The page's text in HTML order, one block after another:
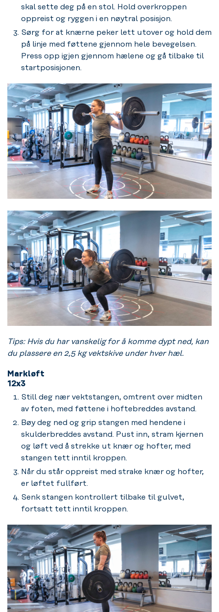
skal sette deg på en stol. Hold overkroppen
oppreist og ryggen i en nøytral posisjon.
Sørg for at knærne peker lett utover og hold dem
på linje med føttene gjennom hele bevegelsen.
Press opp igjen gjennom hælene og gå tilbake til
startposisjonen.
Tips: Hvis du har vanskelig for å komme dypt ned, kan
du plassere en 2,5 kg vektskive under hver hæl.
Markløft
12x3
Still deg nær vektstangen, omtrent over midten
av foten, med føttene i hoftebreddes avstand.
Bøy deg ned og grip stangen med hendene i
skulderbreddes avstand. Pust inn, stram kjernen
og løft ved å strekke ut knær og hofter, med
stangen tett inntil kroppen.
Når du står oppreist med strake knær og hofter,
er løftet fullført.
Senk stangen kontrollert tilbake til gulvet,
fortsatt tett inntil kroppen.